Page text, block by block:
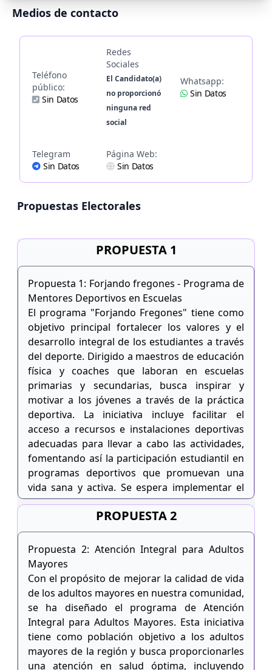
Medios de contacto
Teléfono
público:
Sin Datos
Redes
Sociales
El Candidato(a)
no proporcionó
ninguna red
social
Whatsapp:
Sin Datos
Telegram
Sin Datos
Página Web:
Sin Datos
Propuestas Electorales
PROPUESTA 1
Propuesta 1: Forjando fregones - Programa de
Mentores Deportivos en Escuelas
El programa "Forjando Fregones" tiene como
objetivo principal fortalecer los valores y el
desarrollo integral de los estudiantes a través
del deporte. Dirigido a maestros de educación
física y coaches que laboran en escuelas
primarias y secundarias, busca inspirar y
motivar a los jóvenes a través de la práctica
deportiva. La iniciativa incluye facilitar el
acceso a recursos e instalaciones deportivas
adecuadas para llevar a cabo las actividades,
fomentando así la participación estudiantil en
programas deportivos que promuevan una
vida sana y activa. Se espera implementar el
programa piloto en un conjunto selecto de
escuelas en el primer año, con la meta de
expandirse gradualmente a todas las
instituciones del área en los próximos tres
años. La evaluación constante de los
resultados permitirá realizar ajustes
necesarios para garantizar la efectividad y el
impacto positivo del programa a largo plazo.
PROPUESTA 2
Propuesta 2: Atención Integral para Adultos
Mayores
Con el propósito de mejorar la calidad de vida
de los adultos mayores en nuestra comunidad,
se ha diseñado el programa de Atención
Integral para Adultos Mayores. Esta iniciativa
tiene como población objetivo a los adultos
mayores de la región y busca proporcionarles
una atención en salud óptima, incluyendo